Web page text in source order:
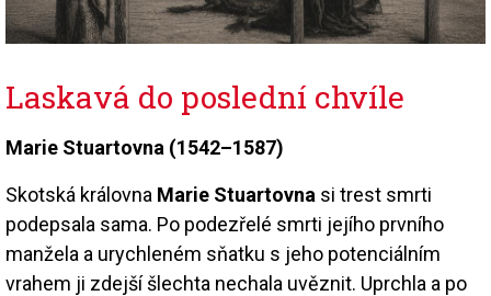
Laskavá do poslední chvíle
Marie Stuartovna (1542–1587)
Skotská královna Marie Stuartovna si trest smrti
podepsala sama. Po podezřelé smrti jejího prvního
manžela a urychleném sňatku s jeho potenciálním
vrahem ji zdejší šlechta nechala uvěznit. Uprchla a po